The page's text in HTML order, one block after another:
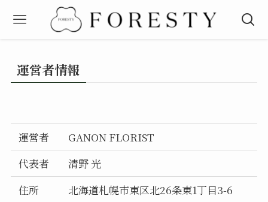
運営者情報
運営者
GANON FLORIST
代表者
清野 光
住所
北海道札幌市東区北26条東1丁目3-6